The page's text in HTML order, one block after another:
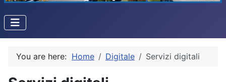
You are here: Home Digitale Servizi digitali